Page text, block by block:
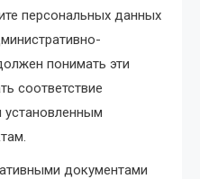
персональных данных
понимать эти
соответствие
установленным
документами